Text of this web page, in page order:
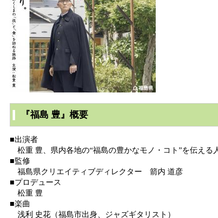
『福島 豊』概要
■出演者
松重 豊、県内各地の“福島の豊かなモノ・コト”を伝える
■監修
福島県クリエイティブディレクター 箭内 道彦
■プロデュース
松重 豊
■楽曲
浅利 史花（福島市出身、ジャズギタリスト）